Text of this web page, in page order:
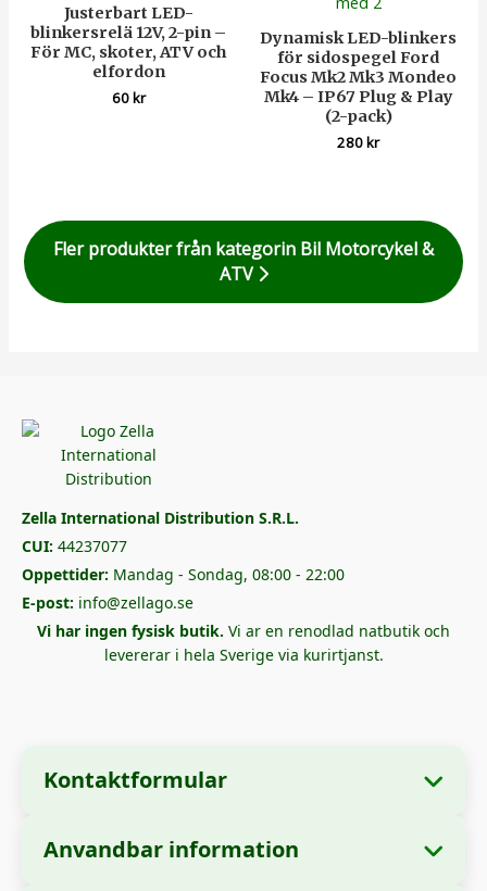
Justerbart LED-
blinkersrelä 12V, 2-pin –
För MC, skoter, ATV och
elfordon
60kr
Dynamisk LED-blinkers
för sidospegel Ford
Focus Mk2 Mk3 Mondeo
Mk4 – IP67 Plug & Play
(2-pack)
280kr
Fler produkter från kategorin Bil Motorcykel &
ATV
Zella International Distribution S.R.L.
CUI: 44237077
Oppettider: Mandag - Sondag, 08:00 - 22:00
E-post: info@zellago.se
Vi har ingen fysisk butik. Vi ar en renodlad natbutik och
levererar i hela Sverige via kurirtjanst.
Kontaktformular
Anvandbar information